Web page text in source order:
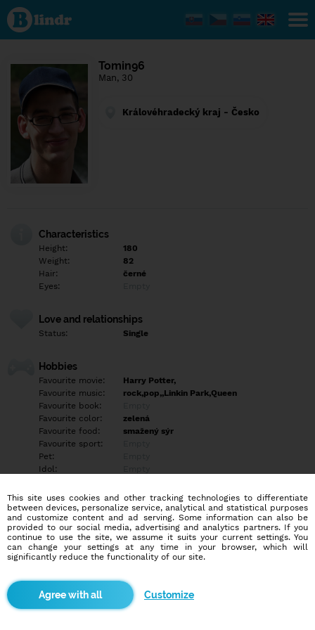
Find out
what's
under
the
Social
network.
Tomin96
Man, 30
Královéhradecký kraj - Česko
Characteristics
Height:
180
Weight:
82
Hair:
černé
Eyes:
Love and relationships
Status: Single
Hobbies
Favourite movie:
Harry Potter,
Favourite music:
rock,pop,,Linkin Park,Queen
Favourite book:
Favourite color:
zelená
Favourite food:
smažený sýr
Favourite sport:
Pet:
Idol:
Education/Employment
Education:
Elementary
Profession:
Empty
Hobbies
rád čtu dobrodružné knížky, historické a detektivky, Občas se
rád podívám na nějaký pěkný film nebo seriál. Také rád chodím
na procházky do přírody je to příjemný relax a poznávám nová
This site uses cookies and other tracking technologies to differentiate
between devices, personalize service, analytical and statistical purposes
and customize content and ad serving. Some information can also be
provided to our social media, advertising and analytics partners. If you
continue to use the site, we assume it suits your current settings. You
can change your settings at any time in your browser, which will
significantly reduce the functionality of our site.
Customize